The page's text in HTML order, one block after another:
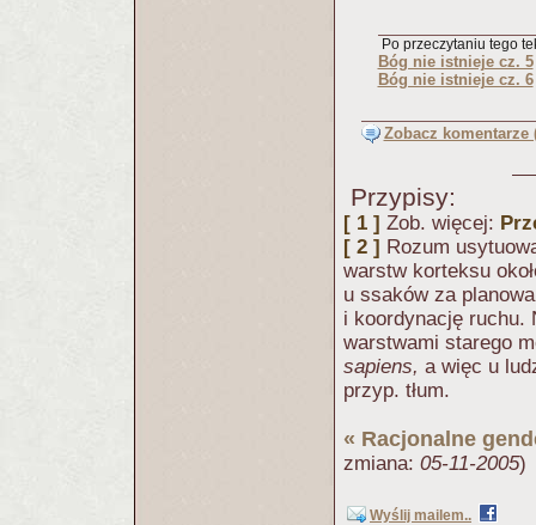
Po przeczytaniu tego
Bóg nie istnieje cz. 5
Bóg nie istnieje cz. 6
Zobacz komentarze
Przypisy:
[ 1 ] Zob. więcej:
[ 2 ] Rozum
warstw korteksu
u ssaków za
i koordynację ruchu.
warstwami starego
sapiens, a więc u
przyp. tłum.
« Racjonalne
zmiana: 05-11-2005)
Wyślij mailem..